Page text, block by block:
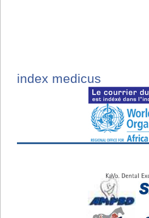
index medicus